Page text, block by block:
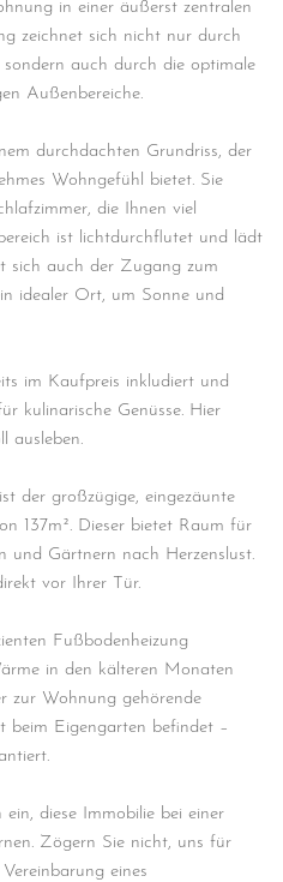
in einer äußerst zentralen
zeichnet sich nicht nur durch
auch durch die optimale
Außenbereiche.
durchdachten Grundriss, der
Wohngefühl bietet. Sie
die Ihnen viel
ist lichtdurchflutet und lädt
sich auch der Zugang zum
idealer Ort, um Sonne und
im Kaufpreis inkludiert und
kulinarische Genüsse. Hier
ausleben.
der großzügige, eingezäunte
137m². Dieser bietet Raum für
und Gärtnern nach Herzenslust.
vor Ihrer Tür.
Fußbodenheizung
in den kälteren Monaten
zur Wohnung gehörende
beim Eigengarten befindet –
diese Immobilie bei einer
Zögern Sie nicht, uns für
eines